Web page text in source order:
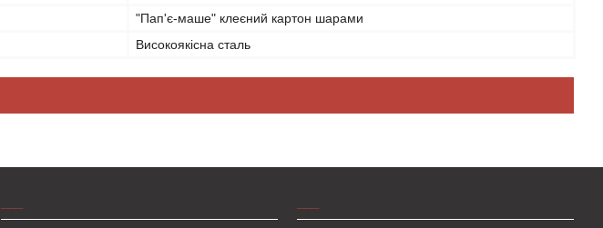
"Пап'є-маше" клеєний картон шарами
Високоякісна сталь